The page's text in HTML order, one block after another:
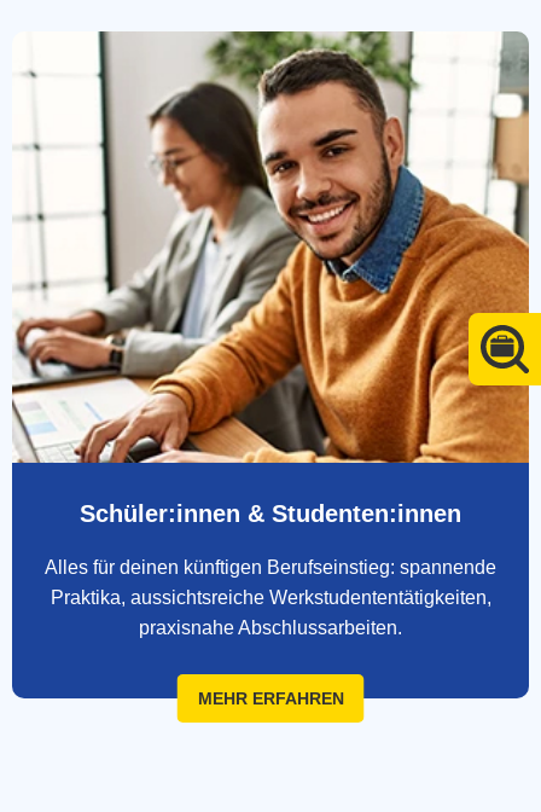
Schüler:innen & Studenten:innen
Alles für deinen künftigen Berufseinstieg: spannende
Praktika, aussichtsreiche Werkstudententätigkeiten,
praxisnahe Abschlussarbeiten.
MEHR ERFAHREN